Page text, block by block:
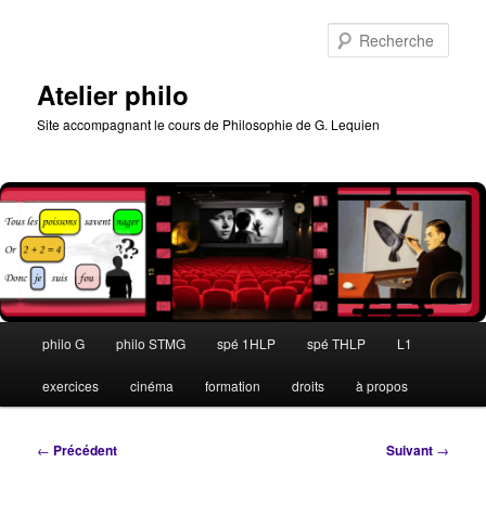
Atelier philo
Site accompagnant le cours de Philosophie de G. Lequien
principal
philo G philo STMG spé 1HLP spé THLP L1
exercices cinéma formation droits à propos
Navigation
← Précédent Suivant →